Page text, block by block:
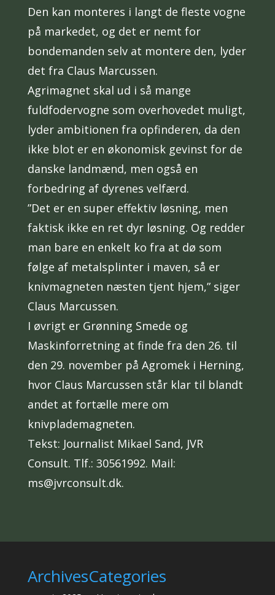
Den kan monteres i langt de fleste vogne
på markedet, og det er nemt for
bondemanden selv at montere den, lyder
det fra Claus Marcussen.
Agrimagnet skal ud i så mange
fuldfodervogne som overhovedet muligt,
lyder ambitionen fra opfinderen, da den
ikke blot er en økonomisk gevinst for de
danske landmænd, men også en
forbedring af dyrenes velfærd.
”Det er en super effektiv løsning, men
faktisk ikke en ret dyr løsning. Og redder
man bare en enkelt ko fra at dø som
følge af metalsplinter i maven, så er
knivmagneten næsten tjent hjem,” siger
Claus Marcussen.
I øvrigt er Grønning Smede og
Maskinforretning at finde fra den 26. til
den 29. november på Agromek i Herning,
hvor Claus Marcussen står klar til blandt
andet at fortælle mere om
knivplademagneten.
Tekst: Journalist Mikael Sand, JVR
Consult. Tlf.: 30561992. Mail:
ms@jvrconsult.dk.
ArchivesCategories